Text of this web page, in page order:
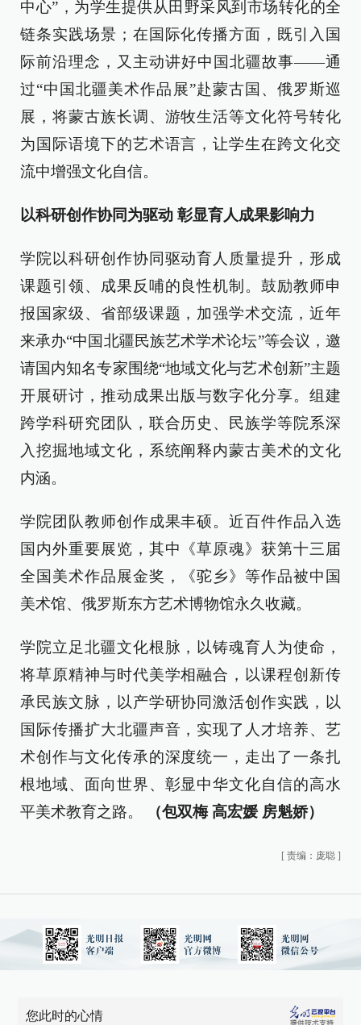
中心”，为学生提供从田野采风到市场转化的全
链条实践场景；在国际化传播方面，既引入国
际前沿理念，又主动讲好中国北疆故事——通
过“中国北疆美术作品展”赴蒙古国、俄罗斯巡
展，将蒙古族长调、游牧生活等文化符号转化
为国际语境下的艺术语言，让学生在跨文化交
流中增强文化自信。
以科研创作协同为驱动 彰显育人成果影响力
学院以科研创作协同驱动育人质量提升，形成
课题引领、成果反哺的良性机制。鼓励教师申
报国家级、省部级课题，加强学术交流，近年
来承办“中国北疆民族艺术学术论坛”等会议，邀
请国内知名专家围绕“地域文化与艺术创新”主题
开展研讨，推动成果出版与数字化分享。组建
跨学科研究团队，联合历史、民族学等院系深
入挖掘地域文化，系统阐释内蒙古美术的文化
内涵。
学院团队教师创作成果丰硕。近百件作品入选
国内外重要展览，其中《草原魂》获第十三届
全国美术作品展金奖，《驼乡》等作品被中国
美术馆、俄罗斯东方艺术博物馆永久收藏。
学院立足北疆文化根脉，以铸魂育人为使命，
将草原精神与时代美学相融合，以课程创新传
承民族文脉，以产学研协同激活创作实践，以
国际传播扩大北疆声音，实现了人才培养、艺
术创作与文化传承的深度统一，走出了一条扎
根地域、面向世界、彰显中华文化自信的高水
平美术教育之路。
（包双梅 高宏媛 房魁娇）
[ 责编：庞聪 ]
您此时的心情